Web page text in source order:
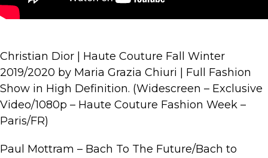
Christian Dior | Haute Couture Fall Winter
2019/2020 by Maria Grazia Chiuri | Full Fashion
Show in High Definition. (Widescreen – Exclusive
Video/1080p – Haute Couture Fashion Week –
Paris/FR)
Paul Mottram – Bach To The Future/Bach to